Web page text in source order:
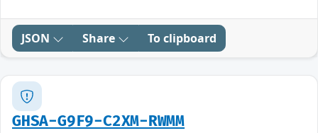
JSON Share To clipboard
GHSA-G9F9-C2XM-RWMM